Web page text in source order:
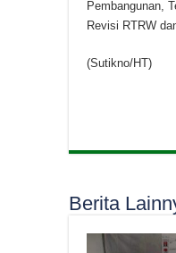
Pembangunan,
Revisi RTRW
(Sutikno/HT)
Berita